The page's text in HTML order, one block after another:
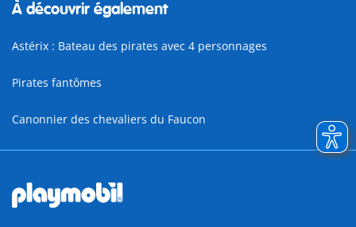
À découvrir également
Astérix : Bateau des pirates avec 4 personnages
Pirates fantômes
Canonnier des chevaliers du Faucon